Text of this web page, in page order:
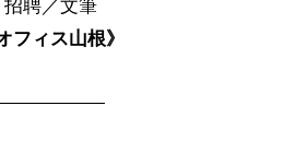
招聘／文筆
フィス山根》